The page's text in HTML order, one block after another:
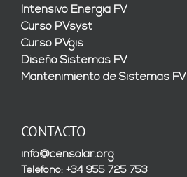
Intensivo Energía FV
Curso PVsyst
Curso PVgis
Diseño Sistemas FV
Mantenimiento de Sistemas FV
CONTACTO
info@censolar.org
Teléfono: +34 955 725 753